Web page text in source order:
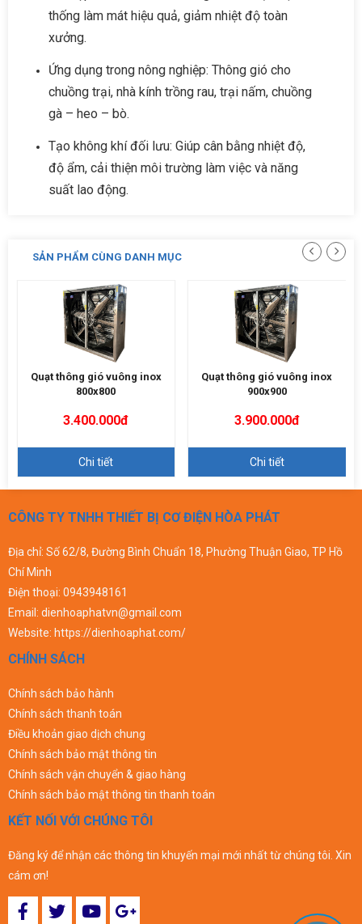
thống làm mát hiệu quả, giảm nhiệt độ toàn
xưởng.
Ứng dụng trong nông nghiệp: Thông gió cho
chuồng trại, nhà kính trồng rau, trại nấm, chuồng
gà – heo – bò.
Tạo không khí đối lưu: Giúp cân bằng nhiệt độ,
độ ẩm, cải thiện môi trường làm việc và năng
suất lao động.
SẢN PHẨM CÙNG DANH MỤC
Quạt thông gió vuông inox
800x800
3.400.000đ
Chi tiết
Quạt thông gió vuông inox
900x900
3.900.000đ
Chi tiết
CÔNG TY TNHH THIẾT BỊ CƠ ĐIỆN HÒA PHÁT
Địa chỉ: Số 62/8, Đường Bình Chuẩn 18, Phường Thuận Giao, TP Hồ
Chí Minh
Điện thoại: 0943948161
Email: dienhoaphatvn@gmail.com
Website: https://dienhoaphat.com/
CHÍNH SÁCH
Chính sách bảo hành
Chính sách thanh toán
Điều khoản giao dịch chung
Chính sách bảo mật thông tin
Chính sách vận chuyển & giao hàng
Chính sách bảo mật thông tin thanh toán
KẾT NỐI VỚI CHÚNG TÔI
Đăng ký để nhận các thông tin khuyến mại mới nhất từ chúng tôi. Xin
cám ơn!